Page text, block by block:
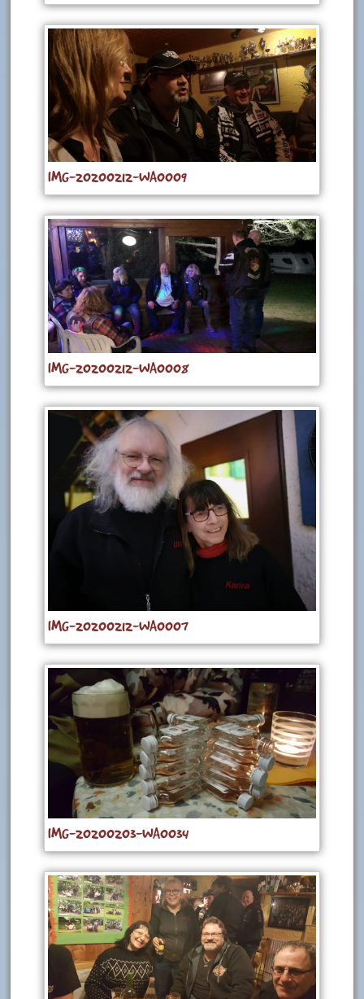
IMG-20200212-WA0009
IMG-20200212-WA0008
IMG-20200212-WA0007
IMG-20200203-WA0034